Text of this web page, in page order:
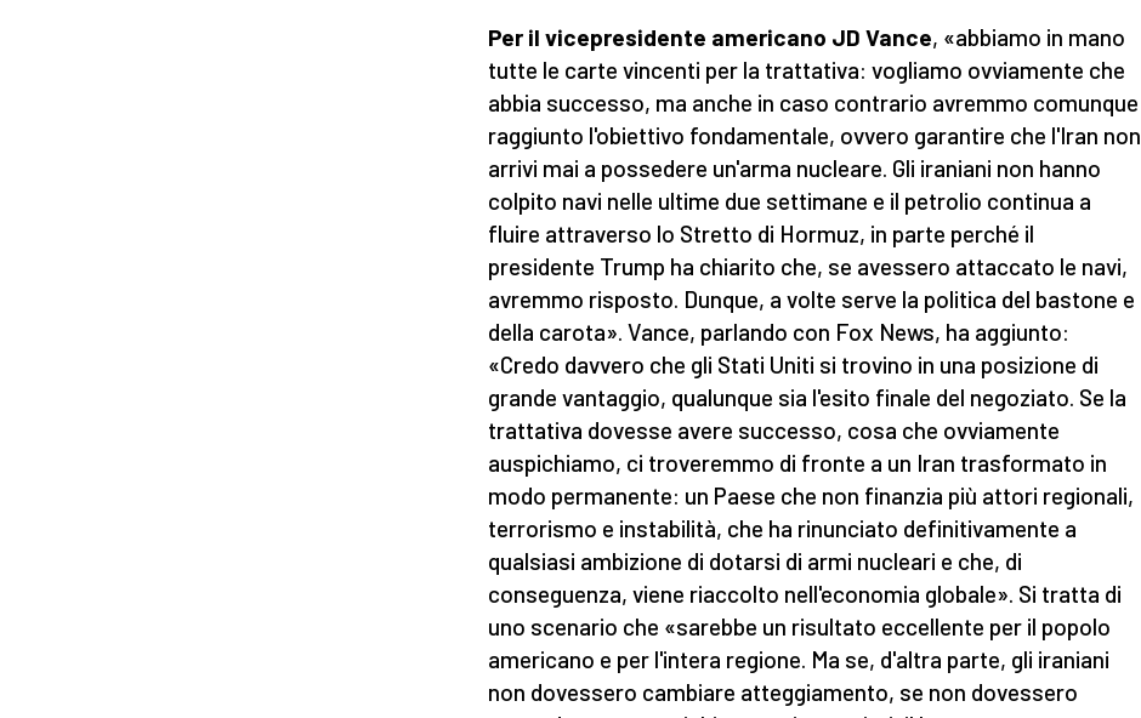
Per il vicepresidente americano JD Vance, «abbiamo in mano
tutte le carte vincenti per la trattativa: vogliamo ovviamente che
abbia successo, ma anche in caso contrario avremmo comunque
raggiunto l'obiettivo fondamentale, ovvero garantire che l'Iran non
arrivi mai a possedere un'arma nucleare. Gli iraniani non hanno
colpito navi nelle ultime due settimane e il petrolio continua a
fluire attraverso lo Stretto di Hormuz, in parte perché il
presidente Trump ha chiarito che, se avessero attaccato le navi,
avremmo risposto. Dunque, a volte serve la politica del bastone e
della carota». Vance, parlando con Fox News, ha aggiunto:
«Credo davvero che gli Stati Uniti si trovino in una posizione di
grande vantaggio, qualunque sia l'esito finale del negoziato. Se la
trattativa dovesse avere successo, cosa che ovviamente
auspichiamo, ci troveremmo di fronte a un Iran trasformato in
modo permanente: un Paese che non finanzia più attori regionali,
terrorismo e instabilità, che ha rinunciato definitivamente a
qualsiasi ambizione di dotarsi di armi nucleari e che, di
conseguenza, viene riaccolto nell'economia globale». Si tratta di
uno scenario che «sarebbe un risultato eccellente per il popolo
americano e per l'intera regione. Ma se, d'altra parte, gli iraniani
non dovessero cambiare atteggiamento, se non dovessero